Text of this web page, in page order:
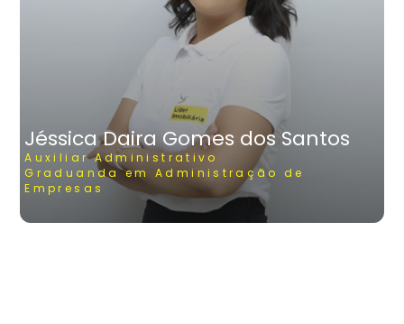
Jéssica Daira Gomes dos Santos
Auxiliar Administrativo
Graduanda em Administração de
Empresas